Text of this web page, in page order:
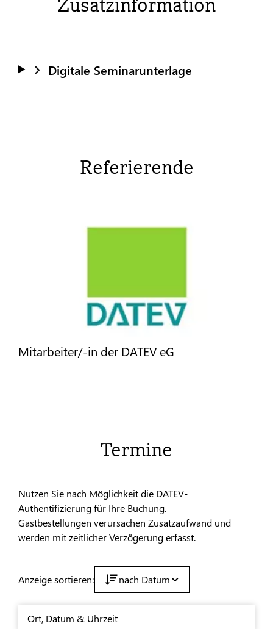
Zusatzinformation
Digitale Seminarunterlage
Referierende
Mitarbeiter/-in der DATEV eG
Termine
Nutzen Sie nach Möglichkeit die DATEV-
Authentifizierung für Ihre Buchung.
Gastbestellungen verursachen Zusatzaufwand und
werden mit zeitlicher Verzögerung erfasst.
Anzeige sortieren: nach Datum
Ort, Datum & Uhrzeit